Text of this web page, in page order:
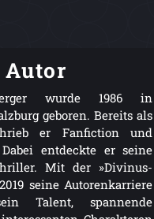
Autor
wurde 1986 in
geboren. Bereits als
er Fanfiction und
entdeckte er seine
Mit der »Divinus-
seine Autorenkarriere
Talent, spannende